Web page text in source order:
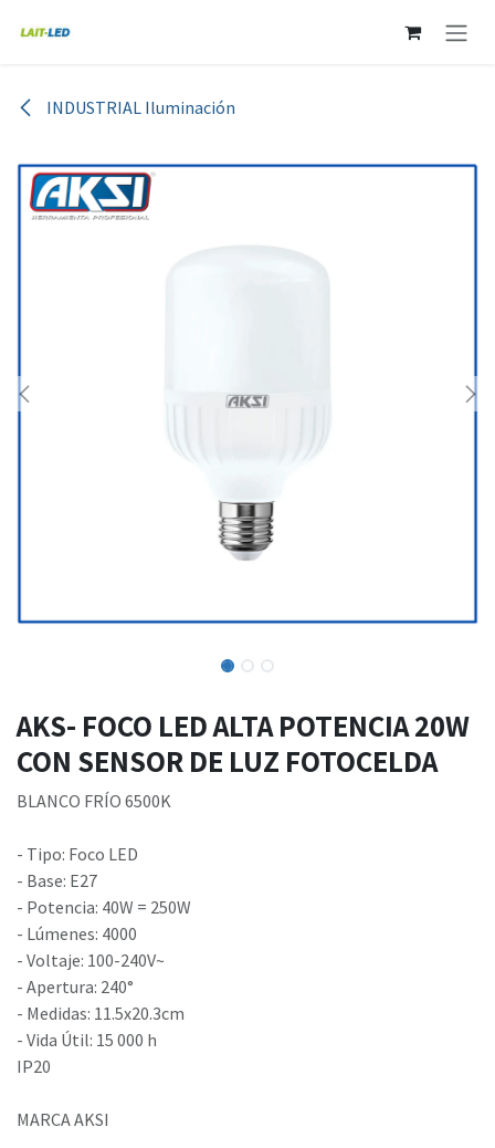
INDUSTRIAL Iluminación
AKS- FOCO LED ALTA POTENCIA 20W
CON SENSOR DE LUZ FOTOCELDA
BLANCO FRÍO 6500K
- Tipo: Foco LED
- Base: E27
- Potencia: 40W = 250W
- Lúmenes: 4000
- Voltaje: 100-240V~
- Apertura: 240°
- Medidas: 11.5x20.3cm
- Vida Útil: 15 000 h
IP20
MARCA AKSI